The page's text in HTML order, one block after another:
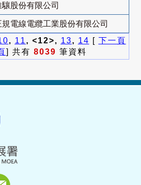
驤股份有限公司
規電線電纜工業股份有限公司
, 11 , <12>, 13, 14 [ 下一頁
] 共有 8039 筆資料